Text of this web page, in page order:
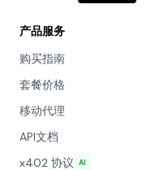
产品服务
购买指南
套餐价格
移动代理
API文档
x402 协议 AI